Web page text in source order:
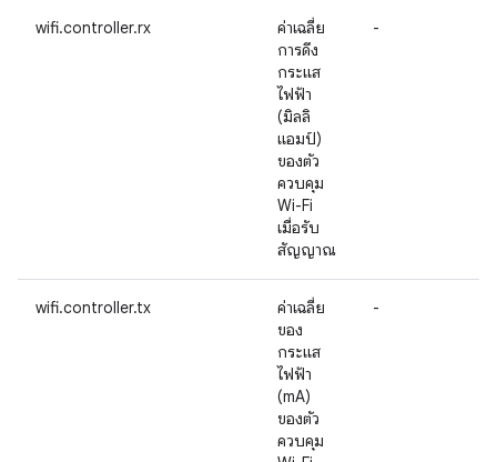
wifi.controller.rx
ค่าเฉลี่ย
การดึง
กระแส
ไฟฟ้า
(มิลลิ
แอมป์)
ของตัว
ควบคุม
Wi-Fi
เมื่อรับ
สัญญาณ
-
wifi.controller.tx
ค่าเฉลี่ย
ของ
กระแส
ไฟฟ้า
(mA)
ของตัว
ควบคุม
-